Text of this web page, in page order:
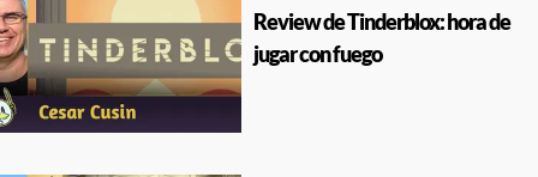
Review de Tinderblox: hora de
jugar con fuego